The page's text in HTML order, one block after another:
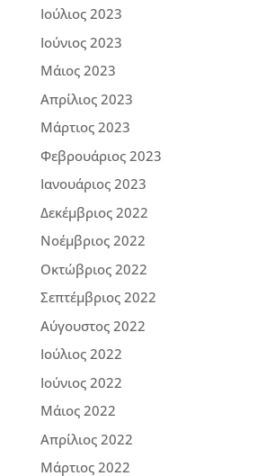
Ιούλιος 2023
Ιούνιος 2023
Μάιος 2023
Απρίλιος 2023
Μάρτιος 2023
Φεβρουάριος 2023
Ιανουάριος 2023
Δεκέμβριος 2022
Νοέμβριος 2022
Οκτώβριος 2022
Σεπτέμβριος 2022
Αύγουστος 2022
Ιούλιος 2022
Ιούνιος 2022
Μάιος 2022
Απρίλιος 2022
Μάρτιος 2022